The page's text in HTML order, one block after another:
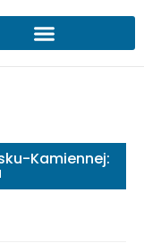
Kamiennej: